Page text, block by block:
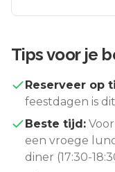
Tips voor je
Reserveer op
feestdagen is
Beste tijd:
een vroege
diner (17:30-